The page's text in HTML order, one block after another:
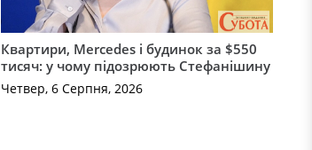
Квартири, Mercedes і будинок за $550
тисяч: у чому підозрюють Стефанішину
Четвер, 6 Серпня, 2026